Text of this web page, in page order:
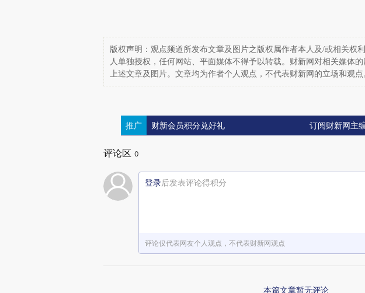
版权声明：观点频道所发布文章及图片之版权属作者本人及/或相关权
人单独授权，任何网站、平面媒体不得予以转载。财新网对相关媒体
上述文章及图片。文章均为作者个人观点，不代表财新网的立场和观点
推广 财新会员积分兑好礼 订阅财新网主
评论区 0
登录后发表评论得积分
评论仅代表网友个人观点，不代表财新网观点
本篇文章暂无评论